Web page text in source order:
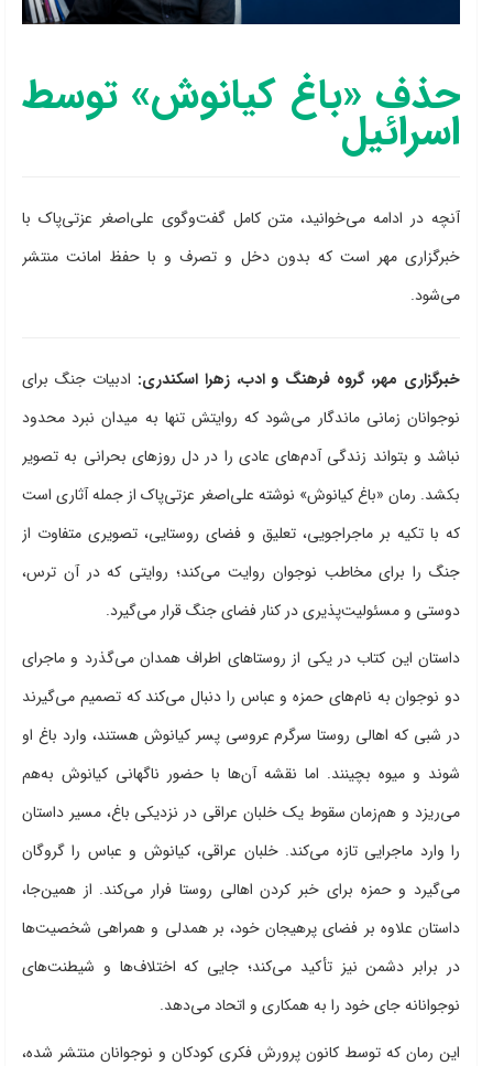
حذف «باغ کیانوش» توسط
اسرائیل
آنچه در ادامه می‌خوانید، متن کامل گفت‌وگوی علی‌اصغر عزتی‌پاک با
خبرگزاری مهر است که بدون دخل و تصرف و با حفظ امانت منتشر
می‌شود.
خبرگزاری مهر، گروه فرهنگ و ادب، زهرا اسکندری: ادبیات جنگ برای
نوجوانان زمانی ماندگار می‌شود که روایتش تنها به میدان نبرد محدود
نباشد و بتواند زندگی آدم‌های عادی را در دل روزهای بحرانی به تصویر
بکشد. رمان «باغ کیانوش» نوشته علی‌اصغر عزتی‌پاک از جمله آثاری است
که با تکیه بر ماجراجویی، تعلیق و فضای روستایی، تصویری متفاوت از
جنگ را برای مخاطب نوجوان روایت می‌کند؛ روایتی که در آن ترس،
دوستی و مسئولیت‌پذیری در کنار فضای جنگ قرار می‌گیرد.
داستان این کتاب در یکی از روستاهای اطراف همدان می‌گذرد و ماجرای
دو نوجوان به نام‌های حمزه و عباس را دنبال می‌کند که تصمیم می‌گیرند
در شبی که اهالی روستا سرگرم عروسی پسر کیانوش هستند، وارد باغ او
شوند و میوه بچینند. اما نقشه آن‌ها با حضور ناگهانی کیانوش به‌هم
می‌ریزد و هم‌زمان سقوط یک خلبان عراقی در نزدیکی باغ، مسیر داستان
را وارد ماجرایی تازه می‌کند. خلبان عراقی، کیانوش و عباس را گروگان
می‌گیرد و حمزه برای خبر کردن اهالی روستا فرار می‌کند. از همین‌جا،
داستان علاوه بر فضای پرهیجان خود، بر همدلی و همراهی شخصیت‌ها
در برابر دشمن نیز تأکید می‌کند؛ جایی که اختلاف‌ها و شیطنت‌های
نوجوانانه جای خود را به همکاری و اتحاد می‌دهد.
این رمان که توسط کانون پرورش فکری کودکان و نوجوانان منتشر شده،